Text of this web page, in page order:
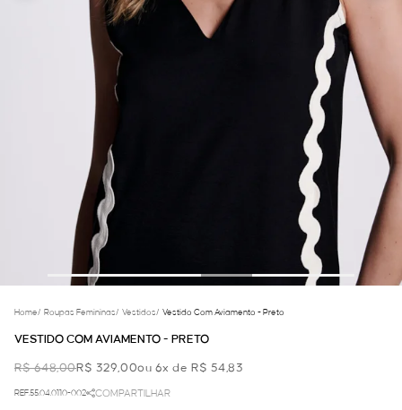
Home/ Roupas Femininas/ Vestidos/ Vestido Com Aviamento - Preto
VESTIDO COM AVIAMENTO - PRETO
R$ 648,00R$ 329,00ou 6x de R$ 54,83
REF.55.04.0110-002 COMPARTILHAR